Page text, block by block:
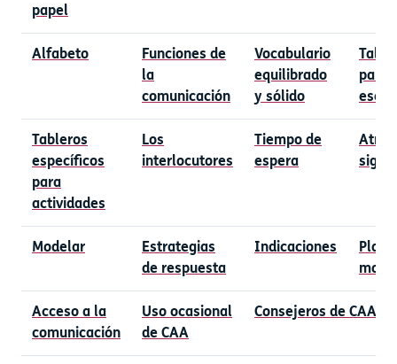
papel
Alfabeto
Funciones de
la
comunicación
Vocabulario
equilibrado
y sólido
Tableros
específicos
para
actividades
Los
interlocutores
Tiempo de
espera
Modelar
Estrategias
de respuesta
Indicaciones
Acceso a la
comunicación
Uso ocasional
de CAA
Consejeros de CAA